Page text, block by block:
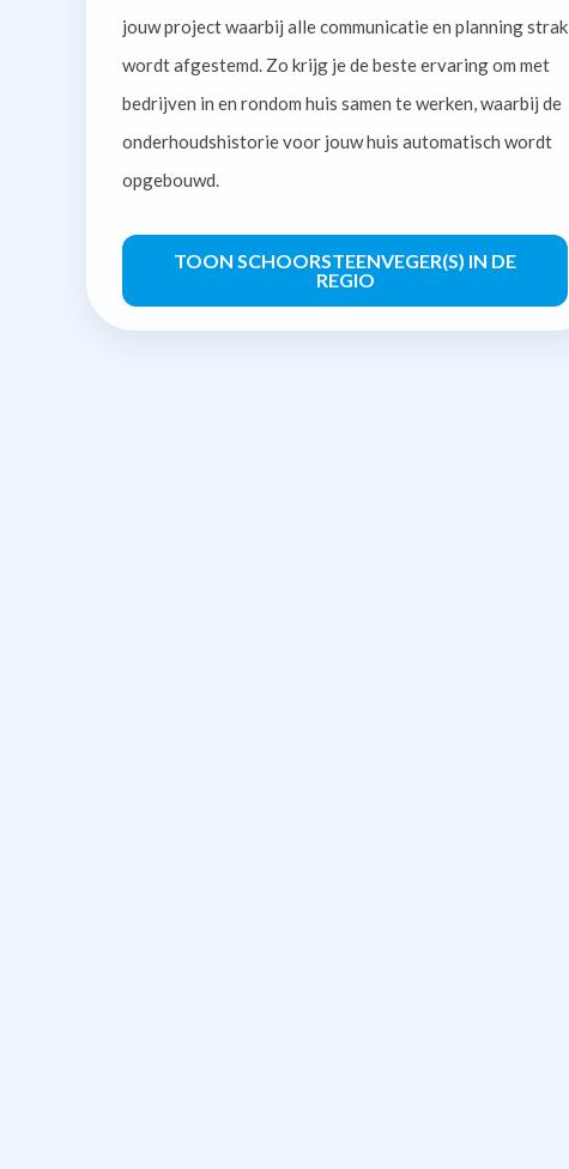
jouw project waarbij alle communicatie en planning strak
wordt afgestemd. Zo krijg je de beste ervaring om met
bedrijven in en rondom huis samen te werken, waarbij de
onderhoudshistorie voor jouw huis automatisch wordt
opgebouwd.
TOON SCHOORSTEENVEGER(S) IN DE
REGIO